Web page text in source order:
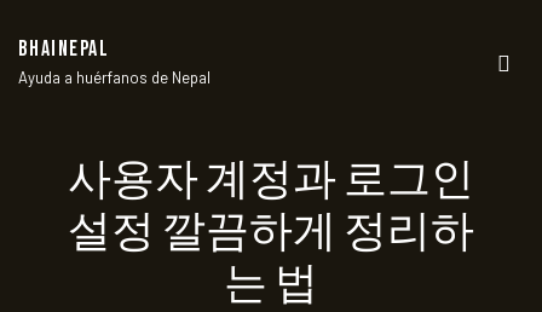
BHAINEPAL
Ayuda a huérfanos de Nepal
사용자 계정과 로그인
설정 깔끔하게 정리하
는 법